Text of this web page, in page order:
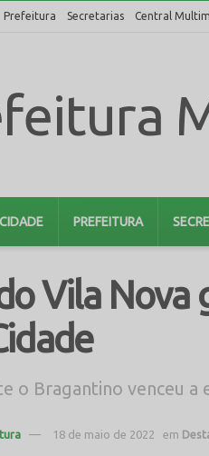
Prefeitura Secretarias Central
PREFEITURA
Vila Nova
o Bragantino venceu a
18 de maio de 2022 em